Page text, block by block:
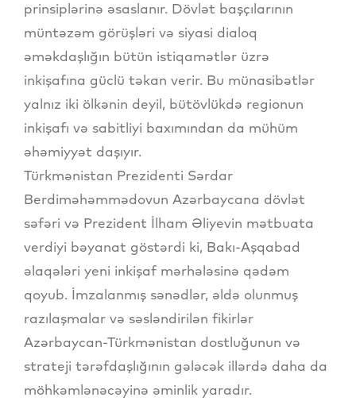
prinsiplərinə əsaslanır. Dövlət başçılarının
müntəzəm görüşləri və siyasi dialoq
əməkdaşlığın bütün istiqamətlər üzrə
inkişafına güclü təkan verir. Bu münasibətlər
yalnız iki ölkənin deyil, bütövlükdə regionun
inkişafı və sabitliyi baxımından da mühüm
əhəmiyyət daşıyır.
Türkmənistan Prezidenti Sərdar
Berdiməhəmmədovun Azərbaycana dövlət
səfəri və Prezident İlham Əliyevin mətbuata
verdiyi bəyanat göstərdi ki, Bakı-Aşqabad
əlaqələri yeni inkişaf mərhələsinə qədəm
qoyub. İmzalanmış sənədlər, əldə olunmuş
razılaşmalar və səsləndirilən fikirlər
Azərbaycan-Türkmənistan dostluğunun və
strateji tərəfdaşlığının gələcək illərdə daha da
möhkəmlənəcəyinə əminlik yaradır.